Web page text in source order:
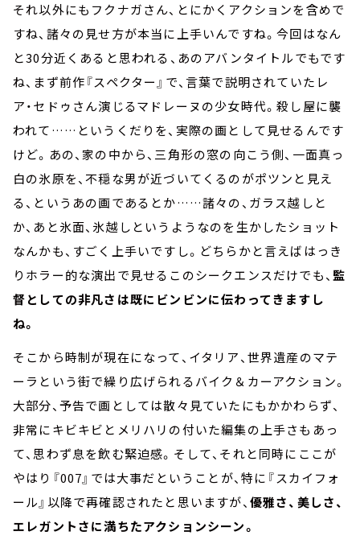
それ以外にもフクナガさん、とにかくアクションを含めで
すね、諸々の見せ方が本当に上手いんですね。今回はなん
と30分近くあると思われる、あのアバンタイトルでもです
ね、まず前作『スペクター』で、言葉で説明されていたレ
ア・セドゥさん演じるマドレーヌの少女時代。殺し屋に襲
われて……というくだりを、実際の画として見せるんです
けど。あの、家の中から、三角形の窓の向こう側、一面真っ
白の氷原を、不穏な男が近づいてくるのがポツンと見え
る、というあの画であるとか……諸々の、ガラス越しと
か、あと氷面、氷越しというようなのを生かしたショット
なんかも、すごく上手いですし。どちらかと言えばはっき
りホラー的な演出で見せるこのシークエンスだけでも、監
督としての非凡さは既にビンビンに伝わってきますし
ね。
そこから時制が現在になって、イタリア、世界遺産のマテ
ーラという街で繰り広げられるバイク＆カーアクション。
大部分、予告で画としては散々見ていたにもかかわらず、
非常にキビキビとメリハリの付いた編集の上手さもあっ
て、思わず息を飲む緊迫感。そして、それと同時にここが
やはり『007』では大事だということが、特に『スカイフォ
ール』以降で再確認されたと思いますが、優雅さ、美しさ、
エレガントさに満ちたアクションシーン。